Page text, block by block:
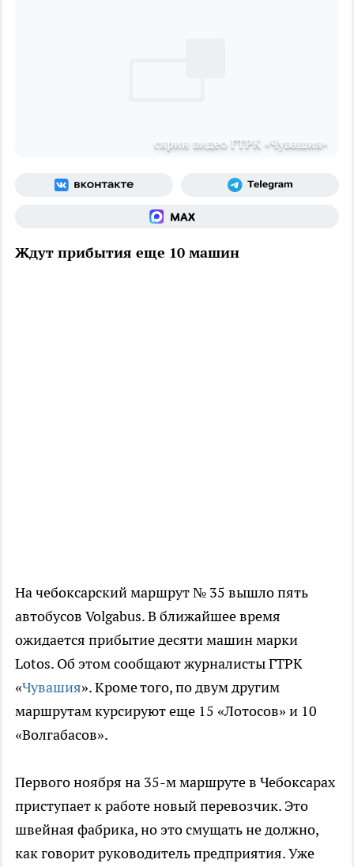
скрин видео ГТРК «Чувашия»
Ждут прибытия еще 10 машин
На чебоксарский маршрут № 35 вышло пять
автобусов Volgabus. В ближайшее время
ожидается прибытие десяти машин марки
Lotos. Об этом сообщают журналисты ГТРК
«Чувашия». Кроме того, по двум другим
маршрутам курсируют еще 15 «Лотосов» и 10
«Волгабасов».
Первого ноября на 35-м маршруте в Чебоксарах
приступает к работе новый перевозчик. Это
швейная фабрика, но это смущать не должно,
как говорит руководитель предприятия. Уже